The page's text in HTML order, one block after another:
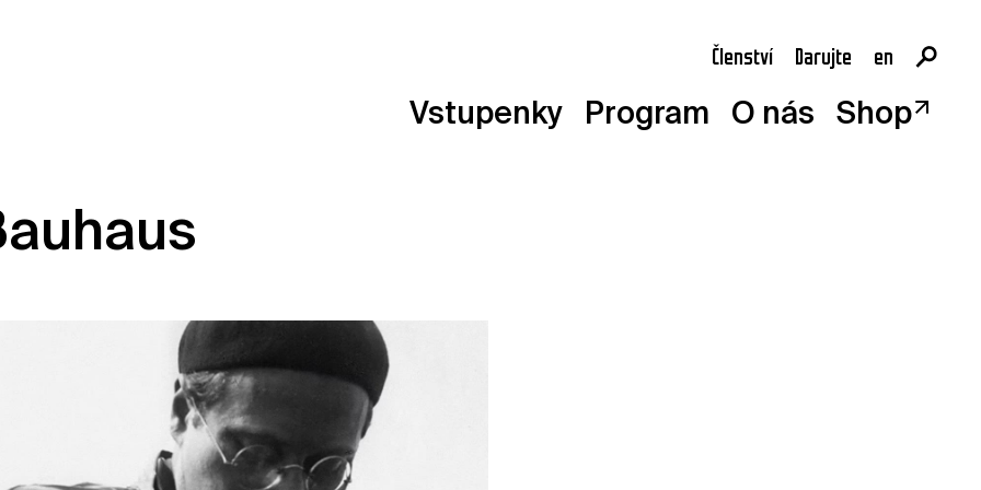
Členství Darujte
cs
en
Vstupenky Program O nás Shop